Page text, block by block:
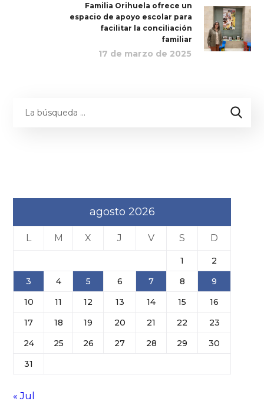
Familia Orihuela ofrece un
espacio de apoyo escolar para
facilitar la conciliación
familiar
17 de marzo de 2025
agosto 2026
L M X J V S D
1
2
3
4 5 6 7 8
9
10
11 12 13 14 15
16
17
18 19 20 21 22
23
24
25 26 27 28 29
30
31
« Jul